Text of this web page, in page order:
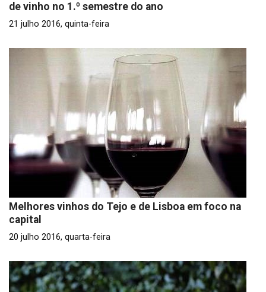
de vinho no 1.º semestre do ano
21 julho 2016, quinta-feira
Melhores vinhos do Tejo e de Lisboa em foco na
capital
20 julho 2016, quarta-feira